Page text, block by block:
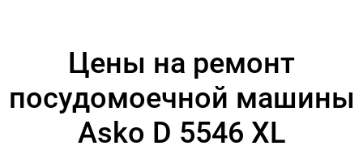
Цены на ремонт
посудомоечной машины
Asko D 5546 XL